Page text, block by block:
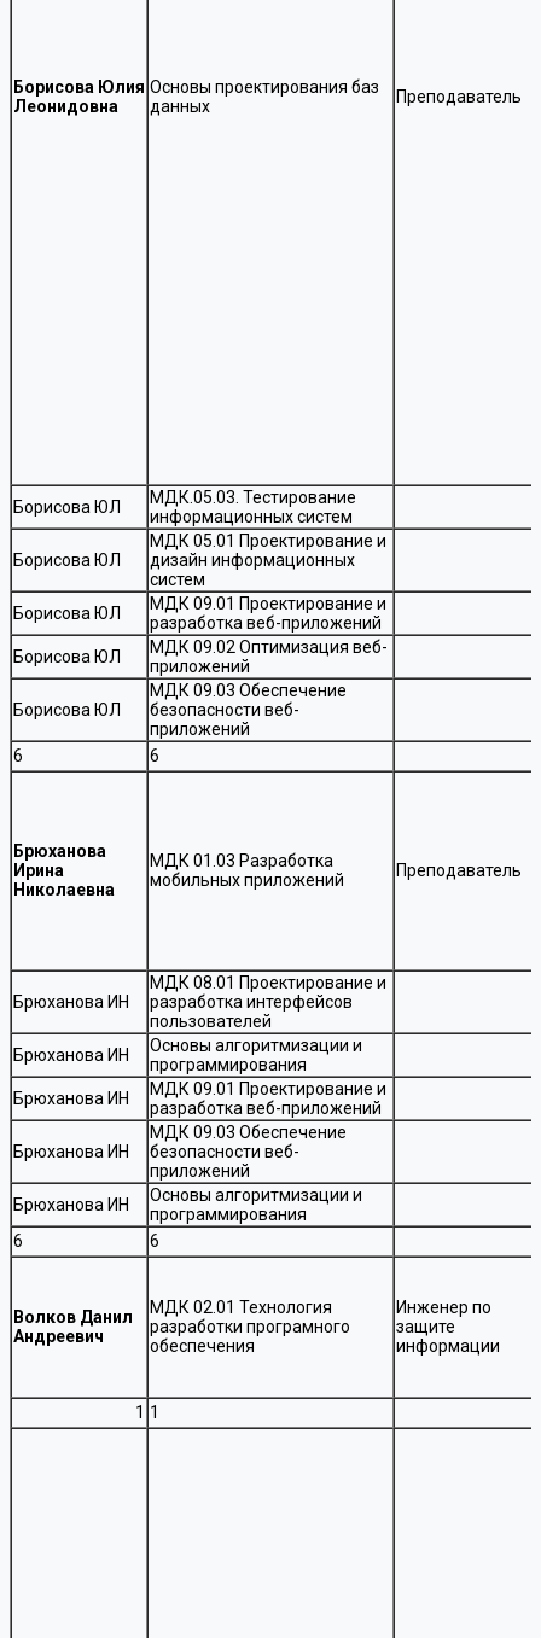
Борисова Юлия
Леонидовна
Основы проектирования баз
данных
Преподаватель
Борисова ЮЛ
МДК.05.03. Тестирование
информационных систем
Борисова ЮЛ
МДК 05.01 Проектирование и
дизайн информационных
систем
Борисова ЮЛ
МДК 09.01 Проектирование и
разработка веб-приложений
Борисова ЮЛ
МДК 09.02 Оптимизация веб-
приложений
Борисова ЮЛ
МДК 09.03 Обеспечение
безопасности веб-
приложений
6
6
Брюханова
Ирина
Николаевна
МДК 01.03 Разработка
мобильных приложений
Преподаватель
Брюханова ИН
МДК 08.01 Проектирование и
разработка интерфейсов
пользователей
Брюханова ИН
Основы алгоритмизации и
программирования
Брюханова ИН
МДК 09.01 Проектирование и
разработка веб-приложений
Брюханова ИН
МДК 09.03 Обеспечение
безопасности веб-
приложений
Брюханова ИН
Основы алгоритмизации и
программирования
6
6
Волков Данил
Андреевич
МДК 02.01 Технология
разработки програмного
обеспечения
Инженер по
защите
информации
1 1